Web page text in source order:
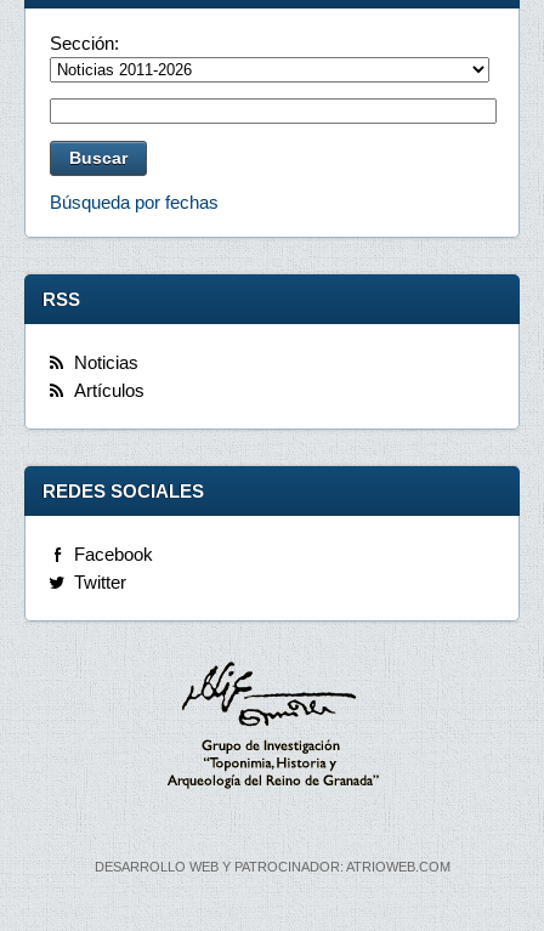
Sección:
Búsqueda por fechas
RSS
Noticias
Artículos
REDES SOCIALES
Facebook
Twitter
DESARROLLO WEB Y PATROCINADOR: ATRIOWEB.COM